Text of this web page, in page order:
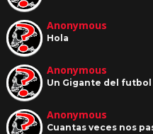
Anonymous
Hola
Anonymous
Un Gigante del futbol
Anonymous
Cuantas veces nos